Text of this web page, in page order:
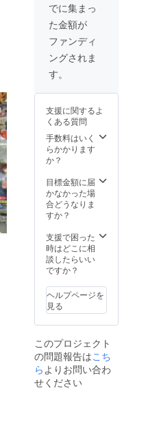
でに集まっ
た金額が
ファンディ
ングされま
す。
支援に関するよ
くある質問
手数料はいく
らかかります
か？
目標金額に届
かなかった場
合どうなりま
すか？
支援で困った
時はどこに相
談したらいい
ですか？
ヘルプページを
見る
このプロジェクト
の問題報告はこち
らよりお問い合わ
せください